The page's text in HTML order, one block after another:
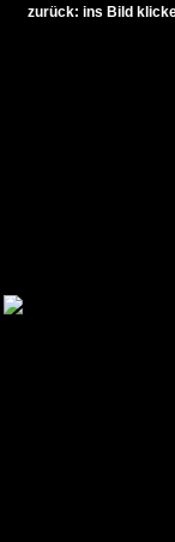
zurück: ins Bild